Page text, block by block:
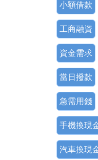
小額借款
工商融資
資金需求
當日撥款
急需用錢
手機換現
汽車換現